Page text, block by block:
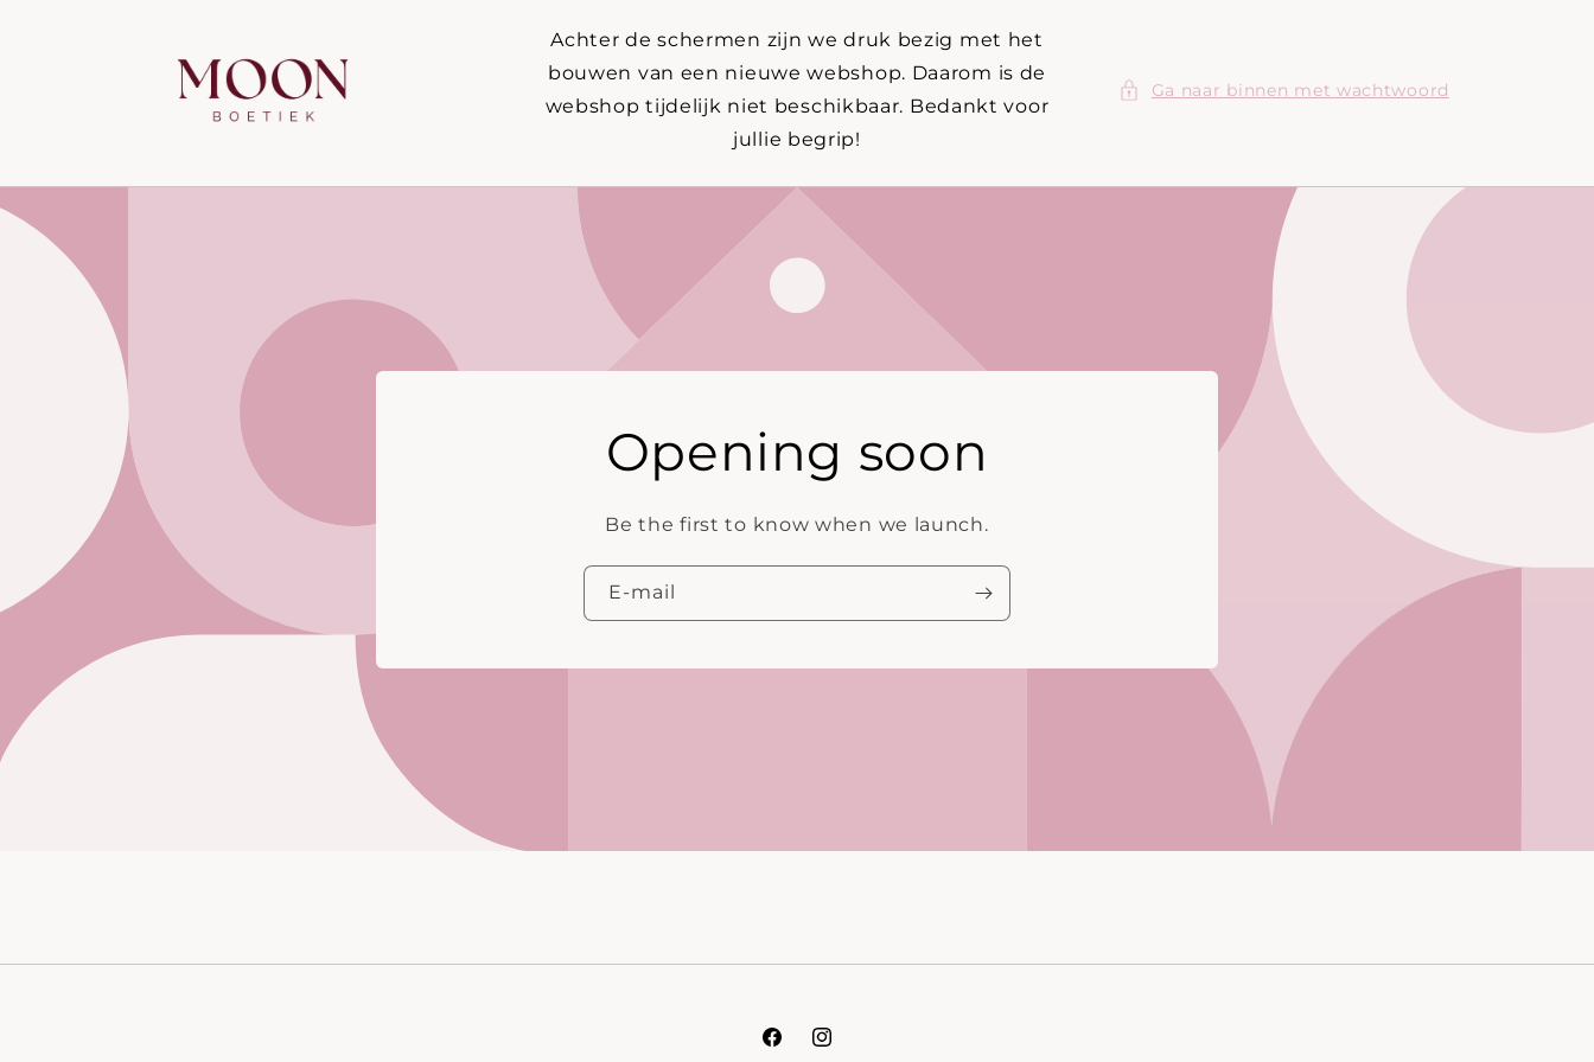
Achter de schermen zijn we druk bezig met het
bouwen van een nieuwe webshop. Daarom is de
webshop tijdelijk niet beschikbaar. Bedankt voor
jullie begrip!
Ga naar binnen met wachtwoord
Opening soon
Be the first to know when we launch.
E‑mail
FacebookInstagram